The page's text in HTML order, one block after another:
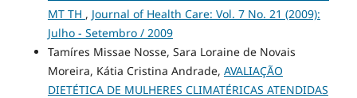
MT TH , Journal of Health Care: Vol. 7 No. 21 (2009):
Julho - Setembro / 2009
Tamíres Missae Nosse, Sara Loraine de Novais
Moreira, Kátia Cristina Andrade, AVALIAÇÃO
DIETÉTICA DE MULHERES CLIMATÉRICAS ATENDIDAS